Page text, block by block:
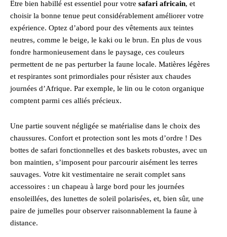
Être bien habillé est essentiel pour votre safari africain, et
choisir la bonne tenue peut considérablement améliorer votre
expérience. Optez d’abord pour des vêtements aux teintes
neutres, comme le beige, le kaki ou le brun. En plus de vous
fondre harmonieusement dans le paysage, ces couleurs
permettent de ne pas perturber la faune locale. Matières légères
et respirantes sont primordiales pour résister aux chaudes
journées d’Afrique. Par exemple, le lin ou le coton organique
comptent parmi ces alliés précieux.
Une partie souvent négligée se matérialise dans le choix des
chaussures. Confort et protection sont les mots d’ordre ! Des
bottes de safari fonctionnelles et des baskets robustes, avec un
bon maintien, s’imposent pour parcourir aisément les terres
sauvages. Votre kit vestimentaire ne serait complet sans
accessoires : un chapeau à large bord pour les journées
ensoleillées, des lunettes de soleil polarisées, et, bien sûr, une
paire de jumelles pour observer raisonnablement la faune à
distance.